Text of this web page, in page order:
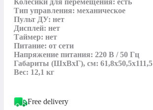
Колесики для перемещения: есть
Тип управления: механическое
Пульт ДУ: нет
Дисплей: нет
Таймер: нет
Питание: от сети
Напряжение питания: 220 В / 50 Гц
Габариты (ШхВхГ), см: 61,8х50,5х111,5
Вес: 12,1 кг
Free delivery